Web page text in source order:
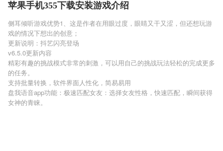
苹果手机355下载安装游戏介绍
侧耳倾听游戏优势1、这是作者在用眼过度，眼睛又干又涩，但还想玩游
戏的情况下想出的创意；
更新说明：抖艺闪亮登场
v6.5.0更新内容
精彩有趣的挑战模式非常的刺激，可以用自己的挑战玩法轻松的完成更多
的任务。
支持批量转换，软件界面人性化，简易易用
盘我语音app功能：极速匹配女友：选择女友性格，快速匹配，瞬间获得
女神的青睐。